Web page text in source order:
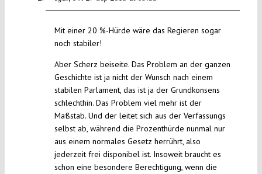
Mit einer 20 %-Hürde wäre das Regieren sogar
noch stabiler!
Aber Scherz beiseite. Das Problem an der ganzen
Geschichte ist ja nicht der Wunsch nach einem
stabilen Parlament, das ist ja der Grundkonsens
schlechthin. Das Problem viel mehr ist der
Maßstab. Und der leitet sich aus der Verfassungs
selbst ab, während die Prozenthürde nunmal nur
aus einem normales Gesetz herrührt, also
jederzeit frei disponibel ist. Insoweit braucht es
schon eine besondere Berechtigung, wenn die